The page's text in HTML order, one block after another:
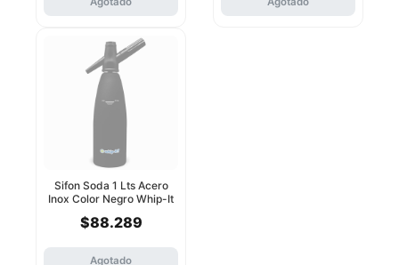
Sifon Soda 1 Lts Acero
Inox Color Negro Whip-It
$88.289
Agotado